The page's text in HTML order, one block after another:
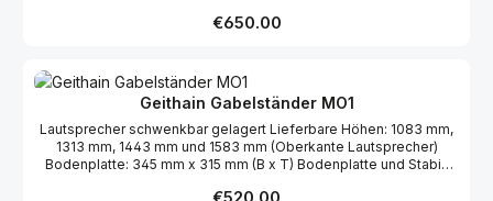
Regular price:
€650.00
Geithain Gabelständer MO1
Lautsprecher schwenkbar gelagert Lieferbare Höhen: 1083 mm,
1313 mm, 1443 mm und 1583 mm (Oberkante Lautsprecher)
Bodenplatte: 345 mm x 315 mm (B x T) Bodenplatte und Stabi-
Regular price: